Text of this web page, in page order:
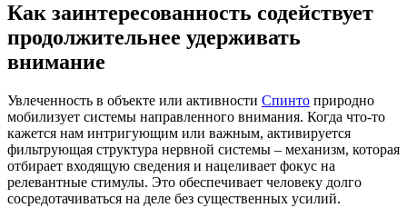
Как заинтересованность содействует
продолжительнее удерживать
внимание
Увлеченность в объекте или активности Спинто природно
мобилизует системы направленного внимания. Когда что-то
кажется нам интригующим или важным, активируется
фильтрующая структура нервной системы – механизм, которая
отбирает входящую сведения и нацеливает фокус на
релевантные стимулы. Это обеспечивает человеку долго
сосредотачиваться на деле без существенных усилий.